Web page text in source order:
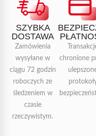
SZYBKA
DOSTAWA
Zamówienia
wysyłane w
ciągu 72 godzin
roboczych ze
śledzeniem w
czasie
rzeczywistym.
chronione